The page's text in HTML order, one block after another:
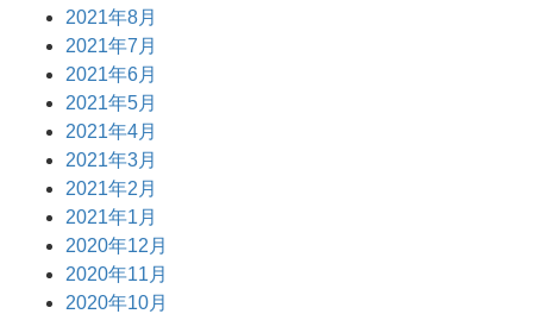
2021年8月
2021年7月
2021年6月
2021年5月
2021年4月
2021年3月
2021年2月
2021年1月
2020年12月
2020年11月
2020年10月